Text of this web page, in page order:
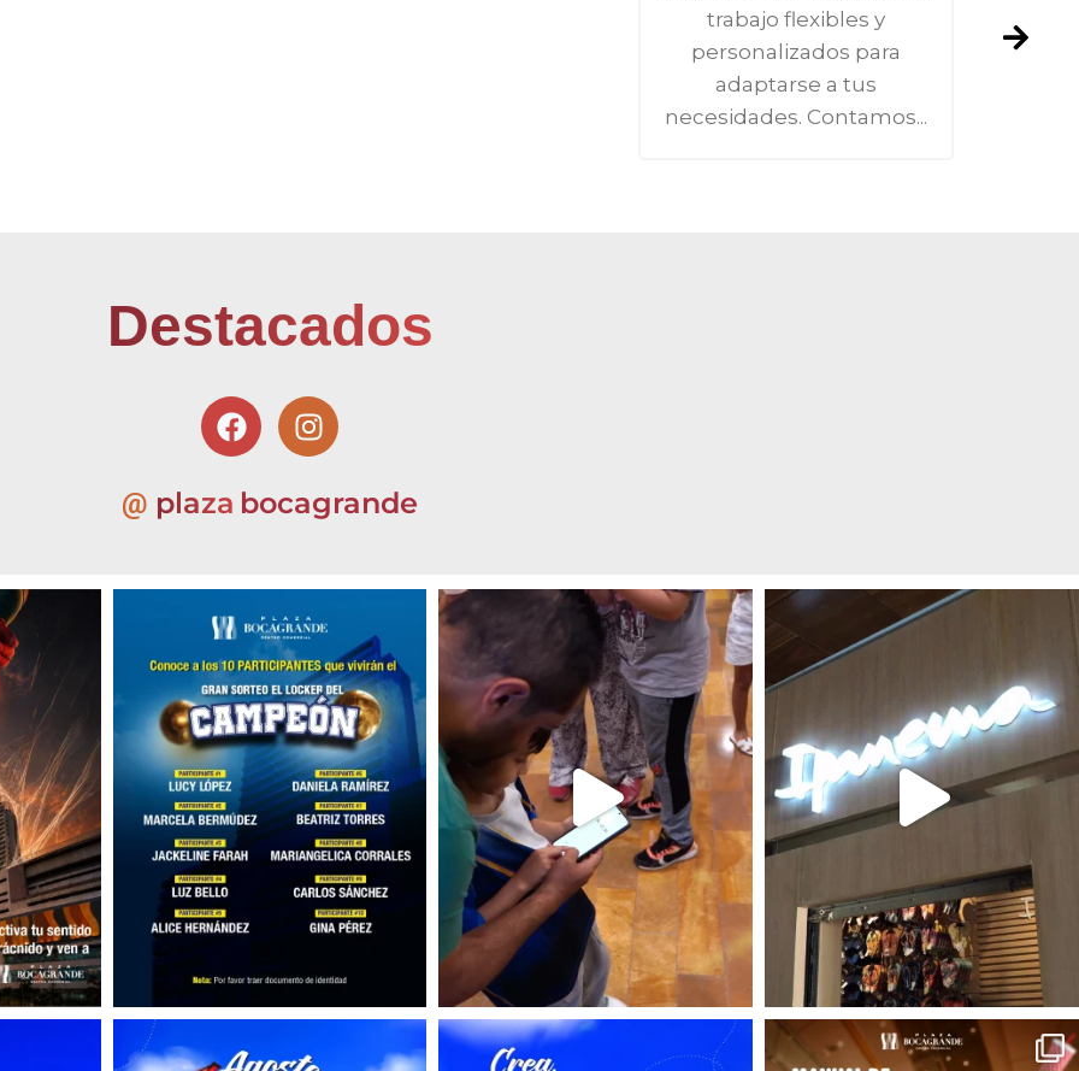
trabajo flexibles y
personalizados para
adaptarse a tus
necesidades. Contamos...
Destacados
@ plaza bocagrande